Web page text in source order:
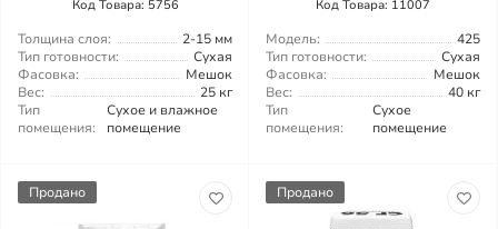
Код Товара: 5756
Толщина слоя:
2-15 мм
Тип готовности:
Сухая
Фасовка:
Мешок
Вес:
25 кг
Тип
помещения:
Сухое и влажное
помещение
Код Товара: 11007
Модель:
425
Тип готовности:
Сухая
Фасовка:
Мешок
Вес:
40 кг
Тип
помещения:
Сухое
помещение
Продано Продано